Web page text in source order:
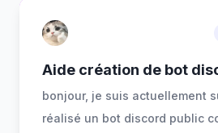
Aide création de bot
bonjour, je suis actuellement
réalisé un bot discord public